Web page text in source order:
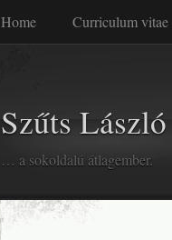
Home Curriculum vitae
… a sokoldalú átlagember.
Szűts